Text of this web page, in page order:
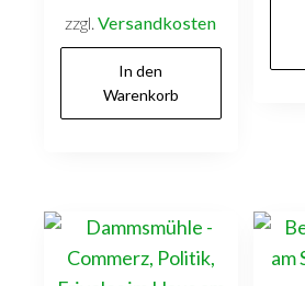
zzgl.Versandkosten
In den
Warenkorb